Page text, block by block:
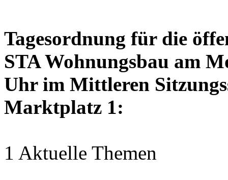
Tagesordnung für die
STA Wohnungsbau am
Uhr im Mittleren
Marktplatz 1:
1 Aktuelle Themen